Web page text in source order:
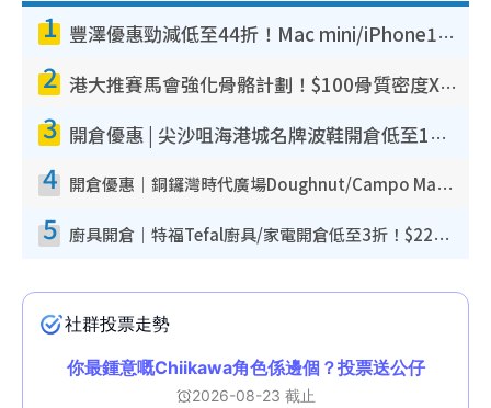
1 豐澤優惠勁減低至44折！Mac mini/iPhone17Pro大減價！廚房家電$220起
2 港大推賽馬會強化骨骼計劃！$100骨質密度X光檢查 完成免費運動訓練送超市禮券！附參加資格
3 開倉優惠 | 尖沙咀海港城名牌波鞋開倉低至1折！On鞋$899起／Joy&Peace鞋履$98起
4 開倉優惠｜銅鑼灣時代廣場Doughnut/Campo Marzio開倉低至1折！背囊、書包、手袋劈價$200起
5 廚具開倉｜特福Tefal廚具/家電開倉低至3折！$220起買平底鍋/炒鑊/湯煲！電飯煲/吸塵機/燙斗$418起